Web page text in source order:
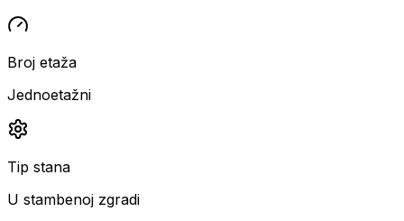
Broj etaža
Jednoetažni
Tip stana
U stambenoj zgradi